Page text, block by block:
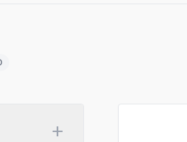
add